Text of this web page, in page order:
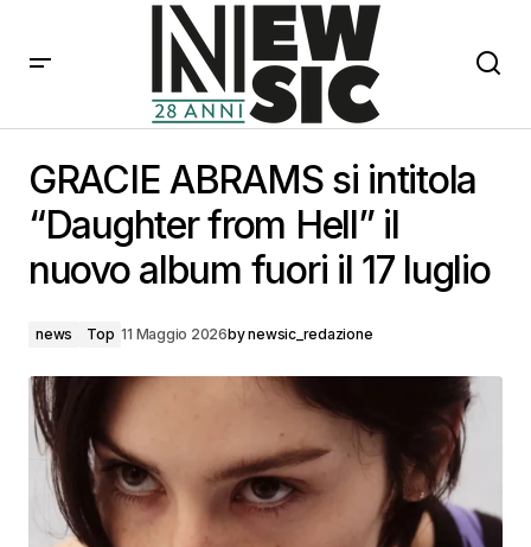
nuovo album fuori il 17 luglio
GRACIE ABRAMS si intitola
“Daughter from Hell” il
nuovo album fuori il 17 luglio
news Top 11 Maggio 2026bynewsic_redazione